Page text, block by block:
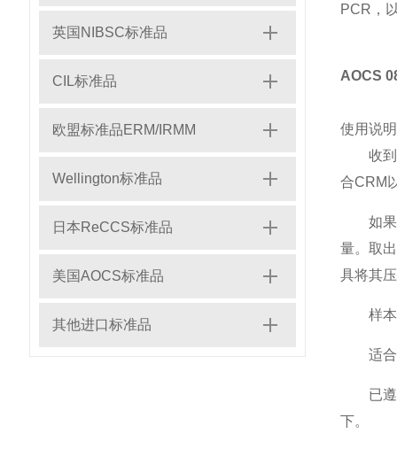
英国NIBSC标准品
CIL标准品
欧盟标准品ERM/IRMM
Wellington标准品
日本ReCCS标准品
美国AOCS标准品
其他进口标准品
PCR，
AOCS
使用说
收
合CRM
如
量。取
具将其
样
适
已
下。